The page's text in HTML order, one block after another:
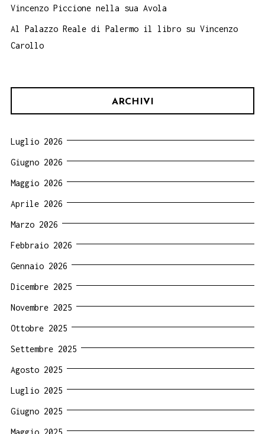
Vincenzo Piccione nella sua Avola
Al Palazzo Reale di Palermo il libro su Vincenzo
Carollo
ARCHIVI
Luglio 2026
Giugno 2026
Maggio 2026
Aprile 2026
Marzo 2026
Febbraio 2026
Gennaio 2026
Dicembre 2025
Novembre 2025
Ottobre 2025
Settembre 2025
Agosto 2025
Luglio 2025
Giugno 2025
Maggio 2025